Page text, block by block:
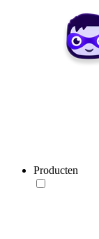
Producten